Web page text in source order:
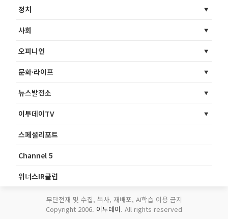
정치
사회
오피니언
문화·라이프
뉴스발전소
이투데이TV
스페셜리포트
Channel 5
위너스IR클럽
무단전재 및 수집, 복사, 재배포, AI학습 이용 금지
Copyright 2006. 이투데이. All rights reserved